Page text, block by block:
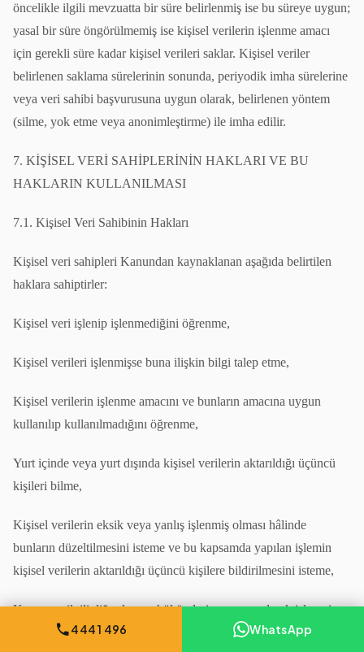
öncelikle ilgili mevzuatta bir süre belirlenmiş ise bu süreye uygun;
yasal bir süre öngörülmemiş ise kişisel verilerin işlenme amacı
için gerekli süre kadar kişisel verileri saklar. Kişisel veriler
belirlenen saklama sürelerinin sonunda, periyodik imha sürelerine
veya veri sahibi başvurusuna uygun olarak, belirlenen yöntem
(silme, yok etme veya anonimleştirme) ile imha edilir.
7. KİŞİSEL VERİ SAHİPLERİNİN HAKLARI VE BU
HAKLARIN KULLANILMASI
7.1. Kişisel Veri Sahibinin Hakları
Kişisel veri sahipleri Kanundan kaynaklanan aşağıda belirtilen
haklara sahiptirler:
Kişisel veri işlenip işlenmediğini öğrenme,
Kişisel verileri işlenmişse buna ilişkin bilgi talep etme,
Kişisel verilerin işlenme amacını ve bunların amacına uygun
kullanılıp kullanılmadığını öğrenme,
Yurt içinde veya yurt dışında kişisel verilerin aktarıldığı üçüncü
kişileri bilme,
Kişisel verilerin eksik veya yanlış işlenmiş olması hâlinde
bunların düzeltilmesini isteme ve bu kapsamda yapılan işlemin
kişisel verilerin aktarıldığı üçüncü kişilere bildirilmesini isteme,
Kanun ve ilgili diğer kanun hükümlerine uygun olarak işlenmiş
olmasına rağmen, işlenmesini gerektiren sebeplerin ortadan
444 1 496 WhatsApp